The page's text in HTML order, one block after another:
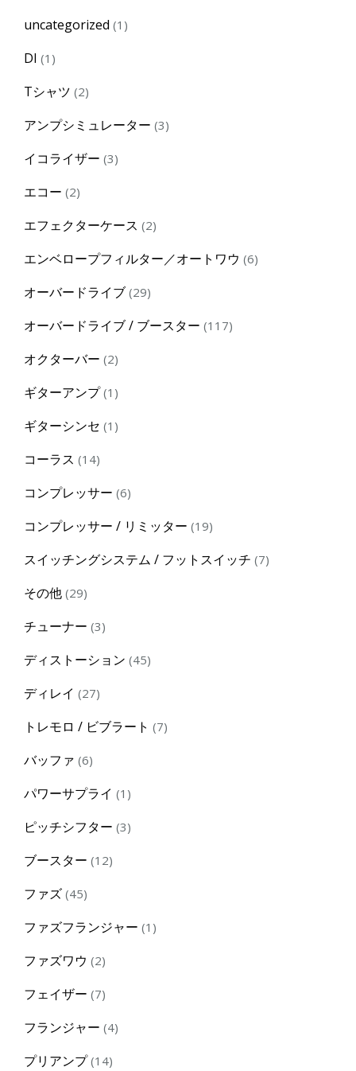
uncategorized 1 1
DI 1 1
Tシャツ 22
アンプシミュレーター 33
イコライザー 33
エコー 22
エフェクターケース 22
エンベロープフィルター／オートワウ 66
オーバードライブ 2929
オーバードライブ / ブースター 117117
オクターバー 22
ギターアンプ 1 1
ギターシンセ 1 1
コーラス 1414
コンプレッサー 66
コンプレッサー / リミッター 1919
スイッチングシステム / フットスイッチ 77
その他 2929
チューナー 33
ディストーション 4545
ディレイ 2727
トレモロ / ビブラート 77
バッファ 66
パワーサプライ 1 1
ピッチシフター 33
ブースター 1212
ファズ 4545
ファズフランジャー 1 1
ファズワウ 22
フェイザー 77
フランジャー 44
プリアンプ 1414